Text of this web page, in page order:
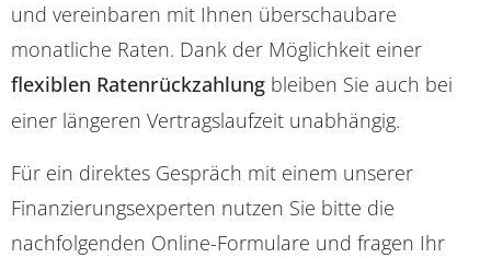
und vereinbaren mit Ihnen überschaubare
monatliche Raten. Dank der Möglichkeit einer
flexiblen Ratenrückzahlung bleiben Sie auch bei
einer längeren Vertragslaufzeit unabhängig.
Für ein direktes Gespräch mit einem unserer
Finanzierungsexperten nutzen Sie bitte die
nachfolgenden Online-Formulare und fragen Ihr